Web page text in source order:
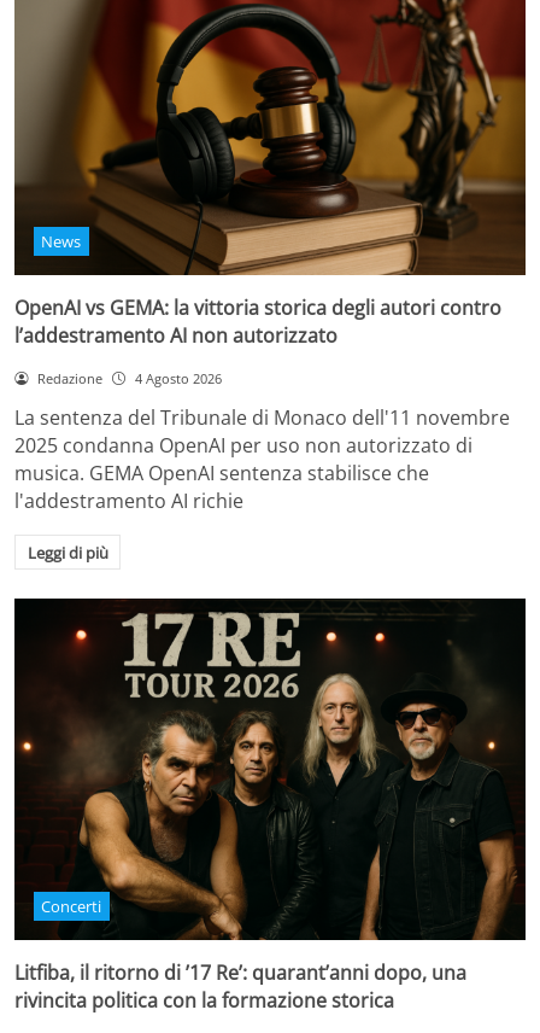
News
OpenAI vs GEMA: la vittoria storica degli autori contro
l’addestramento AI non autorizzato
Redazione 4 Agosto 2026
La sentenza del Tribunale di Monaco dell'11 novembre
2025 condanna OpenAI per uso non autorizzato di
musica. GEMA OpenAI sentenza stabilisce che
l'addestramento AI richie
Leggi di più
Concerti
Litfiba, il ritorno di ’17 Re’: quarant’anni dopo, una
rivincita politica con la formazione storica